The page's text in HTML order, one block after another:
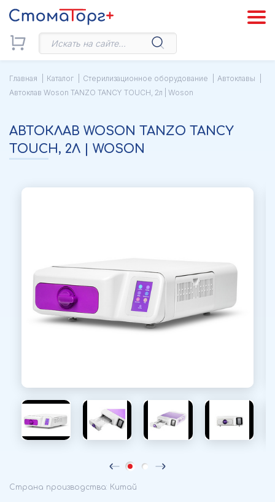
Главная Каталог Стерилизационное оборудование
Автоклавы
Автоклав Woson TANZO TANCY TOUCH, 2л | Woson
АВТОКЛАВ WOSON TANZO TANCY
TOUCH, 2Л | WOSON
Страна производства: Китай